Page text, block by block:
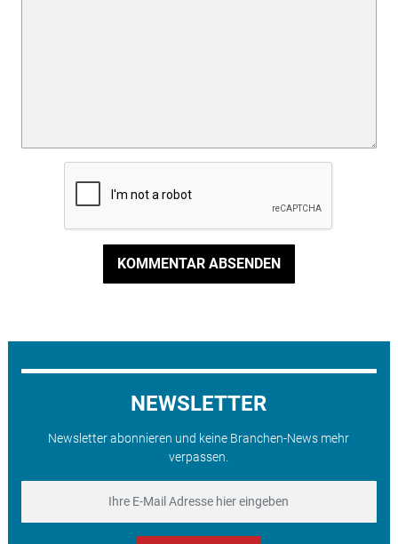
KOMMENTAR ABSENDEN
NEWSLETTER
Newsletter abonnieren und keine Branchen-News mehr
verpassen.